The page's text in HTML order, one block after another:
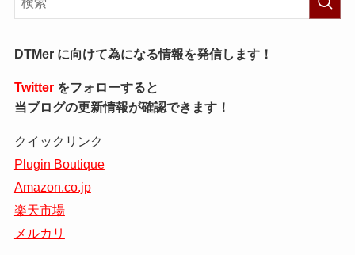
DTMer に向けて為になる情報を発信します！
Twitter をフォローすると
当ブログの更新情報が確認できます！
クイックリンク
Plugin Boutique
Amazon.co.jp
楽天市場
メルカリ